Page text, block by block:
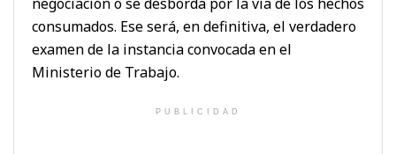
consumados. Ese será, en definitiva, el verdadero
examen de la instancia convocada en el
Ministerio de Trabajo.
PUBLICIDAD